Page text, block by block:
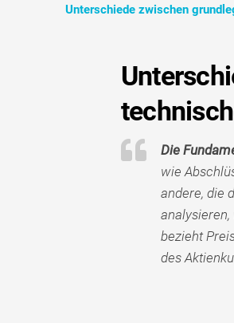
Unterschiede zwischen
Die
wie
andere, die
bezieht
des